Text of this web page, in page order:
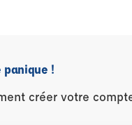
panique !
créer votre